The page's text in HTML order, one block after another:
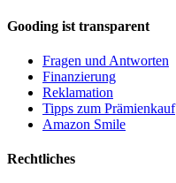
Gooding ist transparent
Fragen und Antworten
Finanzierung
Reklamation
Tipps zum Prämienkauf
Amazon Smile
Rechtliches